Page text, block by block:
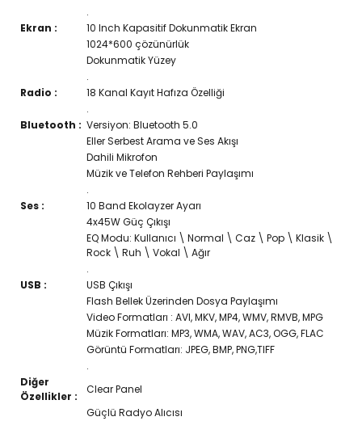
.
Ekran :
10 Inch Kapasitif Dokunmatik Ekran
1024*600 çözünürlük
Dokunmatik Yüzey
.
Radio :
18 Kanal Kayıt Hafıza Özelliği
.
Bluetooth : Versiyon: Bluetooth 5.0
Eller Serbest Arama ve Ses Akışı
Dahili Mikrofon
Müzik ve Telefon Rehberi Paylaşımı
.
Ses :
10 Band Ekolayzer Ayarı
4x45W Güç Çıkışı
EQ Modu: Kullanıcı \ Normal \ Caz \ Pop \ Klasik \
Rock \ Ruh \ Vokal \ Ağır
.
USB :
USB Çıkışı
Flash Bellek Üzerinden Dosya Paylaşımı
Video Formatları : AVI, MKV, MP4, WMV, RMVB, MPG
Müzik Formatları: MP3, WMA, WAV, AC3, OGG, FLAC
Görüntü Formatları: JPEG, BMP, PNG,TIFF
.
Diğer
Özellikler :
Clear Panel
Güçlü Radyo Alıcısı